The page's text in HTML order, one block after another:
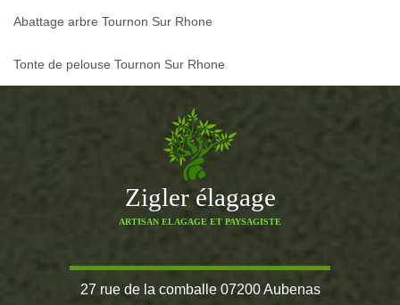
Abattage arbre Tournon Sur Rhone
Tonte de pelouse Tournon Sur Rhone
Zigler élagage
ARTISAN ELAGAGE ET PAYSAGISTE
27 rue de la comballe 07200 Aubenas